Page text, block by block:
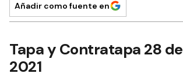
Añadir como fuente en
Tapa y Contratapa 28
2021